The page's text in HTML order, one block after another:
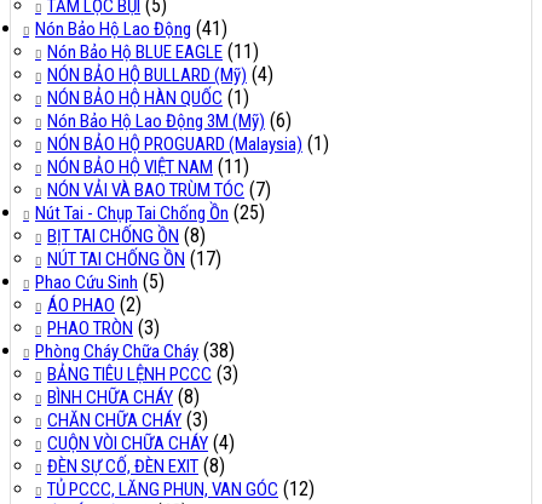
TẤM LỌC BỤI (5)
Nón Bảo Hộ Lao Động (41)
Nón Bảo Hộ BLUE EAGLE (11)
NÓN BẢO HỘ BULLARD (Mỹ) (4)
NÓN BẢO HỘ HÀN QUỐC (1)
Nón Bảo Hộ Lao Động 3M (Mỹ) (6)
NÓN BẢO HỘ PROGUARD (Malaysia) (1)
NÓN BẢO HỘ VIỆT NAM (11)
NÓN VẢI VÀ BAO TRÙM TÓC (7)
Nút Tai - Chụp Tai Chống Ồn (25)
BỊT TAI CHỐNG ỒN (8)
NÚT TAI CHỐNG ỒN (17)
Phao Cứu Sinh (5)
ÁO PHAO (2)
PHAO TRÒN (3)
Phòng Cháy Chữa Cháy (38)
BẢNG TIÊU LỆNH PCCC (3)
BÌNH CHỮA CHÁY (8)
CHĂN CHỮA CHÁY (3)
CUỘN VÒI CHỮA CHÁY (4)
ĐÈN SỰ CỐ, ĐÈN EXIT (8)
TỦ PCCC, LĂNG PHUN, VAN GÓC (12)